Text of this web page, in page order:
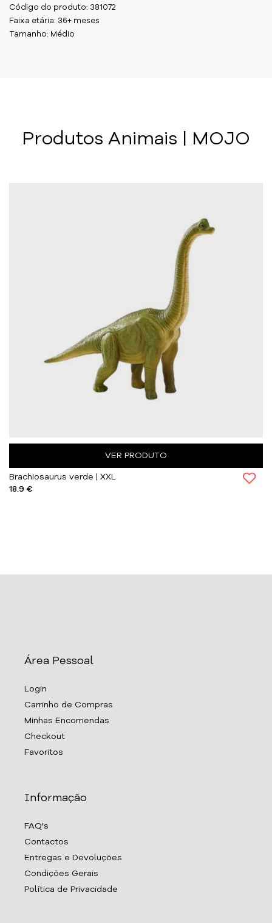
Código do produto: 381072
Faixa etária: 36+ meses
Tamanho: Médio
Produtos Animais | MOJO
VER PRODUTO
Brachiosaurus verde | XXL
18.9 €
Área Pessoal
Login
Carrinho de Compras
Minhas Encomendas
Checkout
Favoritos
Informação
FAQ's
Contactos
Entregas e Devoluções
Condições Gerais
Política de Privacidade